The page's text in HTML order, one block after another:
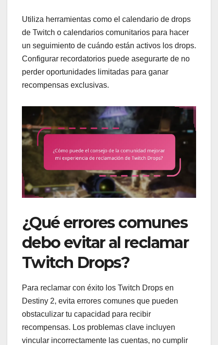
Utiliza herramientas como el calendario de drops
de Twitch o calendarios comunitarios para hacer
un seguimiento de cuándo están activos los drops.
Configurar recordatorios puede asegurarte de no
perder oportunidades limitadas para ganar
recompensas exclusivas.
¿Qué errores comunes
debo evitar al reclamar
Twitch Drops?
Para reclamar con éxito los Twitch Drops en
Destiny 2, evita errores comunes que pueden
obstaculizar tu capacidad para recibir
recompensas. Los problemas clave incluyen
vincular incorrectamente las cuentas, no cumplir